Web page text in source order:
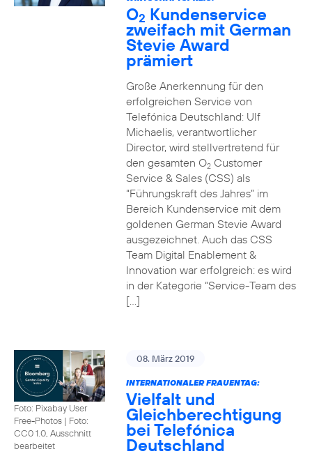
O2 Kundenservice
zweifach mit German
Stevie Award
prämiert
Große Anerkennung für den
erfolgreichen Service von
Telefónica Deutschland: Ulf
Michaelis, verantwortlicher
Director, wird stellvertretend für
den gesamten O2Customer
Service & Sales (CSS) als
“Führungskraft des Jahres” im
Bereich Kundenservice mit dem
goldenen German Stevie Award
ausgezeichnet. Auch das CSS
Team Digital Enablement &
Innovation war erfolgreich: es wird
in der Kategorie “Service-Team des
[…]
Foto: Pixabay User
Free-Photos | Foto:
CC0 1.0, Ausschnitt
bearbeitet
08. März 2019
INTERNATIONALER FRAUENTAG:
Vielfalt und
Gleichberechtigung
bei Telefónica
Deutschland